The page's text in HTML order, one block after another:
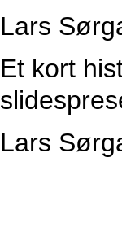
Lars
Et kort
Lars